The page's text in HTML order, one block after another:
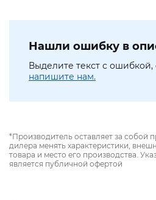
Нашли ошибку в
Выделите текст с ошибкой,
напишите нам.
*Производитель оставляет за собой
дилера менять характеристики,
товара и место его производства.
является публичной офертой